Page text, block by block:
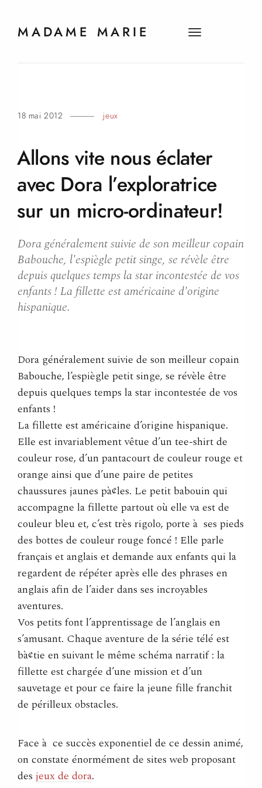
MADAME MARIE
a
n
18 mai 2012 jeux
Allons vite nous éclater
avec Dora l’exploratrice
sur un micro-ordinateur!
Dora généralement suivie de son meilleur copain
Babouche, l'espiègle petit singe, se révèle être
depuis quelques temps la star incontestée de vos
enfants ! La fillette est américaine d'origine
hispanique.
Dora généralement suivie de son meilleur copain
Babouche, l’espiègle petit singe, se révèle être
depuis quelques temps la star incontestée de vos
enfants !
La fillette est américaine d’origine hispanique.
Elle est invariablement vêtue d’un tee-shirt de
couleur rose, d’un pantacourt de couleur rouge et
orange ainsi que d’une paire de petites
chaussures jaunes pà¢les. Le petit babouin qui
accompagne la fillette partout où elle va est de
couleur bleu et, c’est très rigolo, porte à ses pieds
des bottes de couleur rouge foncé ! Elle parle
français et anglais et demande aux enfants qui la
regardent de répéter après elle des phrases en
anglais afin de l’aider dans ses incroyables
aventures.
Vos petits font l’apprentissage de l’anglais en
s’amusant. Chaque aventure de la série télé est
bà¢tie en suivant le même schéma narratif : la
fillette est chargée d’une mission et d’un
sauvetage et pour ce faire la jeune fille franchit
de périlleux obstacles.
Face à ce succès exponentiel de ce dessin animé,
on constate énormément de sites web proposant
des jeux de dora.